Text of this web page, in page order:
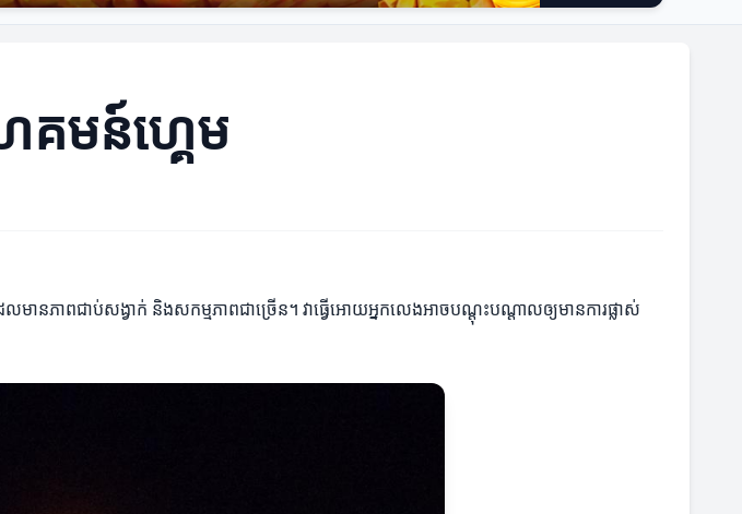
គមន៍ហ្គេម
នភាពជាប់សង្វាក់ និងសកម្មភាពជាច្រើន។ វាធ្វើអោយអ្នកលេងអាចបណ្ដុះបណ្ដាលឲ្យមានការផ្លាស់